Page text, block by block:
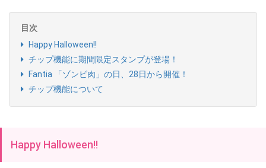
目次
Happy Halloween!!
チップ機能に期間限定スタンプが登場！
Fantia 「ゾンビ肉」の日、28日から開催！
チップ機能について
Happy Halloween!!